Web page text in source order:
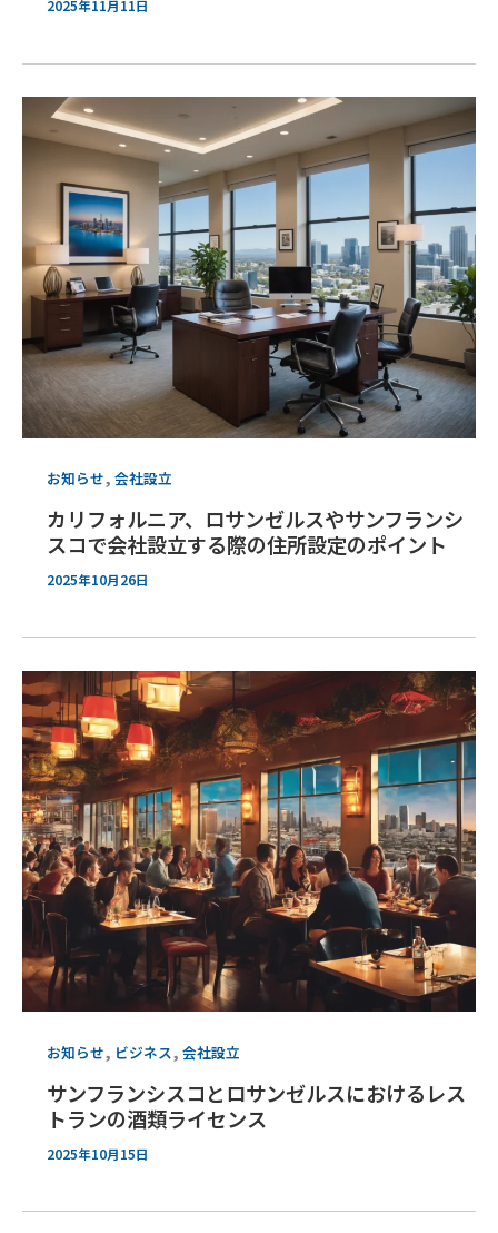
2025年11月11日
お知らせ, 会社設立
カリフォルニア、ロサンゼルスやサンフランシ
スコで会社設立する際の住所設定のポイント
2025年10月26日
お知らせ, ビジネス, 会社設立
サンフランシスコとロサンゼルスにおけるレス
トランの酒類ライセンス
2025年10月15日